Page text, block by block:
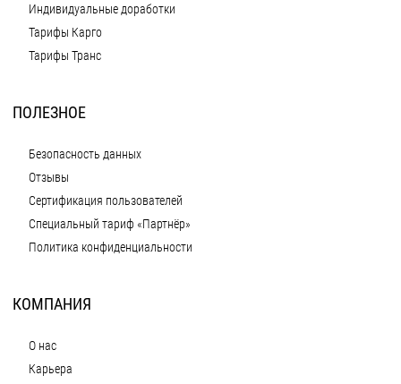
Индивидуальные доработки
Тарифы Карго
Тарифы Транс
ПОЛЕЗНОЕ
Безопасность данных
Отзывы
Сертификация пользователей
Специальный тариф «Партнёр»
Политика конфиденциальности
КОМПАНИЯ
О нас
Карьера